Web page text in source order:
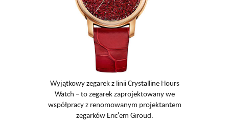
Wyjątkowy zegarek z linii Crystalline Hours
Watch – to zegarek zaprojektowany we
współpracy z renomowanym projektantem
zegarków Eric'em Giroud.